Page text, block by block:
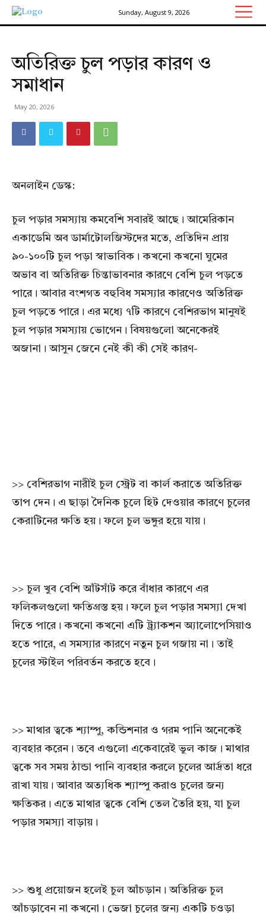
Sunday, August 9, 2026
অতিরিক্ত চুল পড়ার কারণ ও
সমাধান
May 20, 2026
অনলাইন ডেস্ক:
চুল পড়ার সমস্যায় কমবেশি সবারই আছে। আমেরিকান
একাডেমি অব ডার্মাটোলজিস্টদের মতে, প্রতিদিন প্রায়
৯০-১০০টি চুল পড়া স্বাভাবিক। কখনো কখনো ঘুমের
অভাব বা অতিরিক্ত চিন্তাভাবনার কারণে বেশি চুল পড়তে
পারে। আবার বংশগত বহুবিধ সমস্যার কারণেও অতিরিক্ত
চুল পড়তে পারে। এর মধ্যে ৭টি কারণে বেশিরভাগ মানুষই
চুল পড়ার সমস্যায় ভোগেন। বিষয়গুলো অনেকেরই
অজানা। আসুন জেনে নেই কী কী সেই কারণ-
>> বেশিরভাগ নারীই চুল স্ট্রেট বা কার্ল করাতে অতিরিক্ত
তাপ দেন। এ ছাড়া দৈনিক চুলে হিট দেওয়ার কারণে চুলের
কেরাটিনের ক্ষতি হয়। ফলে চুল ভঙ্গুর হয়ে যায়।
>> চুল খুব বেশি আঁটসাঁট করে বাঁধার কারণে এর
ফলিকলগুলো ক্ষতিগ্রস্ত হয়। ফলে চুল পড়ার সমস্যা দেখা
দিতে পারে। কখনো কখনো এটি ট্র্যাকশন অ্যালোপেসিয়াও
হতে পারে, এ সমস্যার কারণে নতুন চুল গজায় না। তাই
চুলের স্টাইল পরিবর্তন করতে হবে।
>> মাথার ত্বকে শ্যাম্পু, কন্ডিশনার ও গরম পানি অনেকেই
ব্যবহার করেন। তবে এগুলো একেবারেই ভুল কাজ। মাথার
ত্বকে সব সময় ঠান্ডা পানি ব্যবহার করলে চুলের আর্দ্রতা ধরে
রাখা যায়। আবার অত্যধিক শ্যাম্পু করাও চুলের জন্য
ক্ষতিকর। এতে মাথার ত্বকে বেশি তেল তৈরি হয়, যা চুল
পড়ার সমস্যা বাড়ায়।
>> শুধু প্রয়োজন হলেই চুল আঁচড়ান। অতিরিক্ত চুল
আঁচড়াবেন না কখনো। ভেজা চুলের জন্য একটি চওড়া